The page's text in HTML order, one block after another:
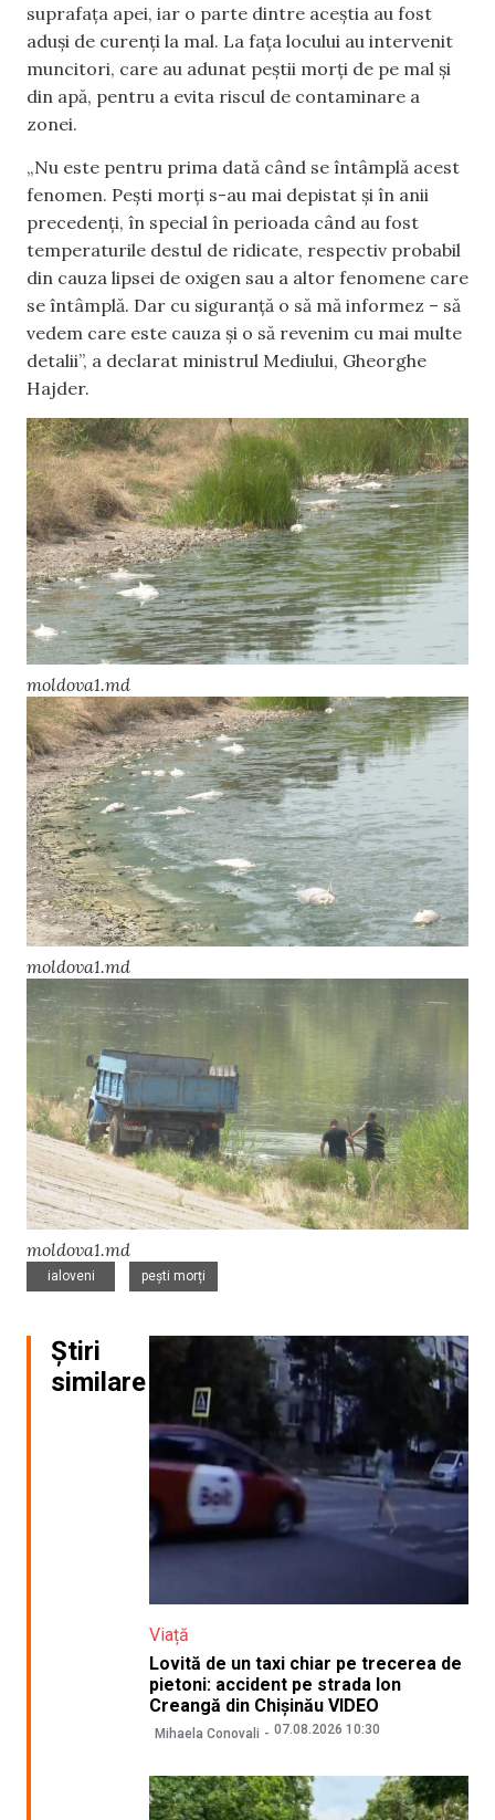
suprafața apei, iar o parte dintre aceștia au fost
aduși de curenți la mal. La fața locului au intervenit
muncitori, care au adunat peștii morți de pe mal și
din apă, pentru a evita riscul de contaminare a
zonei.
„Nu este pentru prima dată când se întâmplă acest
fenomen. Pești morți s-au mai depistat și în anii
precedenți, în special în perioada când au fost
temperaturile destul de ridicate, respectiv probabil
din cauza lipsei de oxigen sau a altor fenomene care
se întâmplă. Dar cu siguranță o să mă informez – să
vedem care este cauza și o să revenim cu mai multe
detalii”, a declarat ministrul Mediului, Gheorghe
Hajder.
moldova1.md
moldova1.md
moldova1.md
ialoveni
,
pești morți
Știri
similare
Viață
Lovită de un taxi chiar pe trecerea de
pietoni: accident pe strada Ion
Creangă din Chișinău VIDEO
Mihaela Conovali 07.08.2026 10:30